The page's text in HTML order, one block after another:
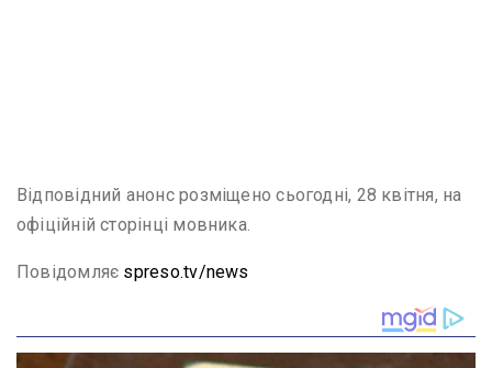
Відповідний анонс розміщено сьогодні, 28 квітня, на
офіційній сторінці мовника.
Повідомляє spreso.tv/news